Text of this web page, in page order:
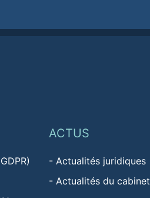
ACTUS
-Actualités juridiques
-Actualités du cabinet